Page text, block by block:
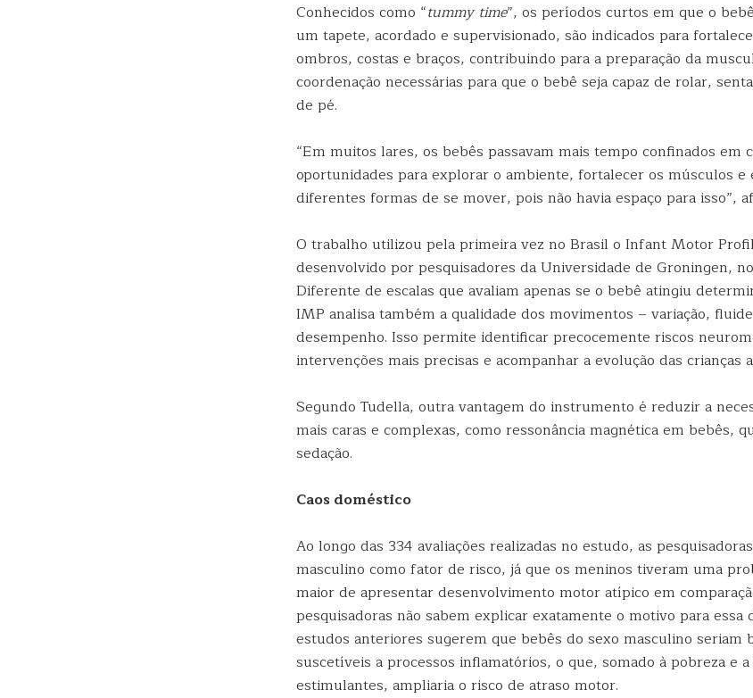
Conhecidos como “tummy time”, os períodos curtos em que o
um tapete, acordado e supervisionado, são indicados para
ombros, costas e braços, contribuindo para a preparação da
coordenação necessárias para que o bebê seja capaz de rolar,
de pé.
“Em muitos lares, os bebês passavam mais tempo confinados em
oportunidades para explorar o ambiente, fortalecer os músculos
diferentes formas de se mover, pois não havia espaço para isso”,
O trabalho utilizou pela primeira vez no Brasil o Infant Motor
desenvolvido por pesquisadores da Universidade de Groningen,
Diferente de escalas que avaliam apenas se o bebê atingiu
IMP analisa também a qualidade dos movimentos – variação,
desempenho. Isso permite identificar precocemente riscos
intervenções mais precisas e acompanhar a evolução das crianças
Segundo Tudella, outra vantagem do instrumento é reduzir a
mais caras e complexas, como ressonância magnética em bebês,
sedação.
Caos doméstico
Ao longo das 334 avaliações realizadas no estudo, as
masculino como fator de risco, já que os meninos tiveram uma
maior de apresentar desenvolvimento motor atípico em
pesquisadoras não sabem explicar exatamente o motivo para essa
estudos anteriores sugerem que bebês do sexo masculino seriam
suscetíveis a processos inflamatórios, o que, somado à pobreza e
estimulantes, ampliaria o risco de atraso motor.